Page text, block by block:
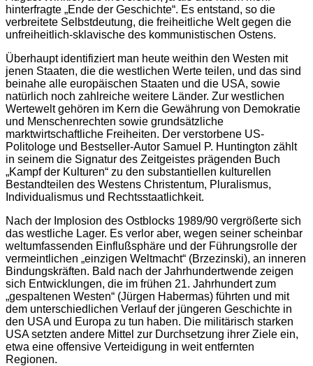
hinterfragte „Ende der Geschichte“. Es entstand, so die
verbreitete Selbstdeutung, die freiheitliche Welt gegen die
unfreiheitlich-sklavische des kommunistischen Ostens.
Überhaupt identifiziert man heute weithin den Westen mit
jenen Staaten, die die westlichen Werte teilen, und das sind
beinahe alle europäischen Staaten und die USA, sowie
natürlich noch zahlreiche weitere Länder. Zur westlichen
Wertewelt gehören im Kern die Gewährung von Demokratie
und Menschenrechten sowie grundsätzliche
marktwirtschaftliche Freiheiten. Der verstorbene US-
Politologe und Bestseller-Autor Samuel P. Huntington zählt
in seinem die Signatur des Zeitgeistes prägenden Buch
„Kampf der Kulturen“ zu den substantiellen kulturellen
Bestandteilen des Westens Christentum, Pluralismus,
Individualismus und Rechtsstaatlichkeit.
Nach der Implosion des Ostblocks 1989/90 vergrößerte sich
das westliche Lager. Es verlor aber, wegen seiner scheinbar
weltumfassenden Einflußsphäre und der Führungsrolle der
vermeintlichen „einzigen Weltmacht“ (Brzezinski), an inneren
Bindungskräften. Bald nach der Jahrhundertwende zeigen
sich Entwicklungen, die im frühen 21. Jahrhundert zum
„gespaltenen Westen“ (Jürgen Habermas) führten und mit
dem unterschiedlichen Verlauf der jüngeren Geschichte in
den USA und Europa zu tun haben. Die militärisch starken
USA setzten andere Mittel zur Durchsetzung ihrer Ziele ein,
etwa eine offensive Verteidigung in weit entfernten
Regionen.